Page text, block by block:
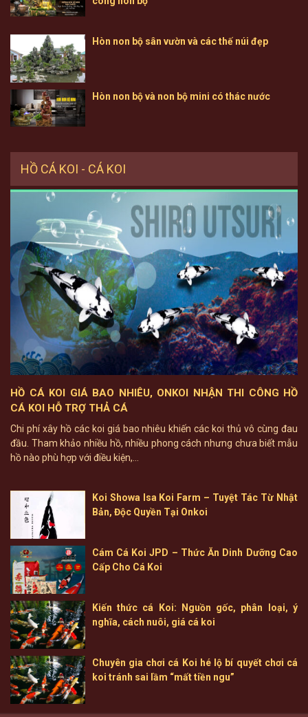
Hòn non bộ sân vườn và các thế núi đẹp
Hòn non bộ và non bộ mini có thác nước
HỒ CÁ KOI - CÁ KOI
HỒ CÁ KOI GIÁ BAO NHIÊU, ONKOI NHẬN THI CÔNG HỒ
CÁ KOI HỖ TRỢ THẢ CÁ
Chi phí xây hồ các koi giá bao nhiêu khiến các koi thủ vô cùng đau
đầu. Tham khảo nhiều hồ, nhiều phong cách nhưng chưa biết mẫu
hồ nào phù hợp với điều kiện,...
Koi Showa Isa Koi Farm – Tuyệt Tác Từ Nhật
Bản, Độc Quyền Tại Onkoi
Cám Cá Koi JPD – Thức Ăn Dinh Dưỡng Cao
Cấp Cho Cá Koi
Kiến thức cá Koi: Nguồn gốc, phân loại, ý
nghĩa, cách nuôi, giá cá koi
Chuyên gia chơi cá Koi hé lộ bí quyết chơi cá
koi tránh sai lầm “mất tiền ngu”